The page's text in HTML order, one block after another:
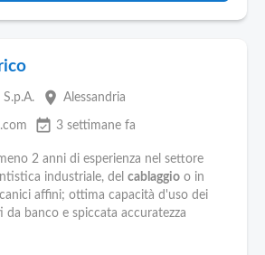
place Alessandria
event_available 3 settimane fa
2 anni di esperienza nel settore
industriale, del cablaggio o in
affini; ottima capacità d'uso dei
banco e spiccata accuratezza